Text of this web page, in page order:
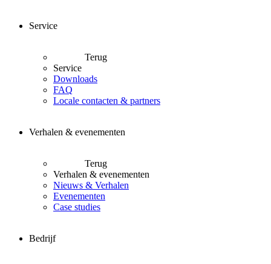
Service
Terug
Service
Downloads
FAQ
Locale contacten & partners
Verhalen & evenementen
Terug
Verhalen & evenementen
Nieuws & Verhalen
Evenementen
Case studies
Bedrijf